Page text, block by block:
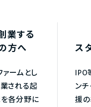
業する
方へ
ァームとし
される起
各分野に
ス
IPO
ン
援